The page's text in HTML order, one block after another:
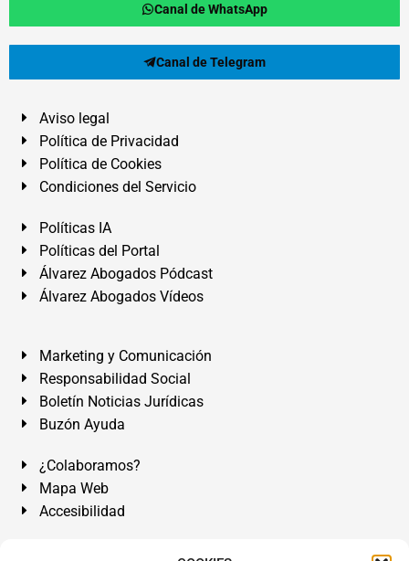
Canal de WhatsApp
Canal de Telegram
Aviso legal
Política de Privacidad
Política de Cookies
Condiciones del Servicio
Políticas IA
Políticas del Portal
Álvarez Abogados Pódcast
Álvarez Abogados Vídeos
Marketing y Comunicación
Responsabilidad Social
Boletín Noticias Jurídicas
Buzón Ayuda
¿Colaboramos?
Mapa Web
Accesibilidad